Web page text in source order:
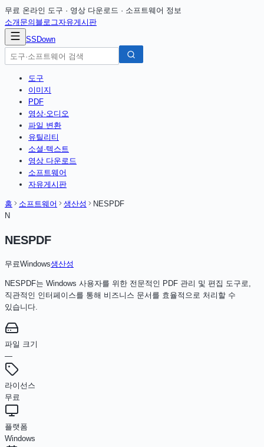
무료 온라인 도구 · 영상 다운로드 · 소프트웨어 정보
소개 문의 블로그자유게시판
SSDown
도구
이미지
PDF
영상·오디오
파일 변환
유틸리티
소셜·텍스트
영상 다운로드
소프트웨어
자유게시판
홈 소프트웨어 생산성
NESPDF
N
NESPDF
무료Windows생산성
NESPDF는 Windows 사용자를 위한 전문적인 PDF 관리 및 편집 도구로,
직관적인 인터페이스를 통해 비즈니스 문서를 효율적으로 처리할 수
있습니다.
파일 크기
—
라이선스
무료
플랫폼
Windows